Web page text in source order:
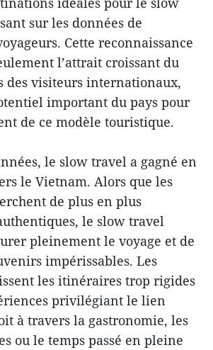
sur les données de
Cette reconnaissance
l’attrait croissant du
des visiteurs internationaux,
important du pays pour
de ce modèle touristique.
le slow travel a gagné en
le Vietnam. Alors que les
de plus en plus
le slow travel
pleinement le voyage et de
impérissables. Les
les itinéraires trop rigides
privilégiant le lien
à travers la gastronomie, les
ou le temps passé en pleine